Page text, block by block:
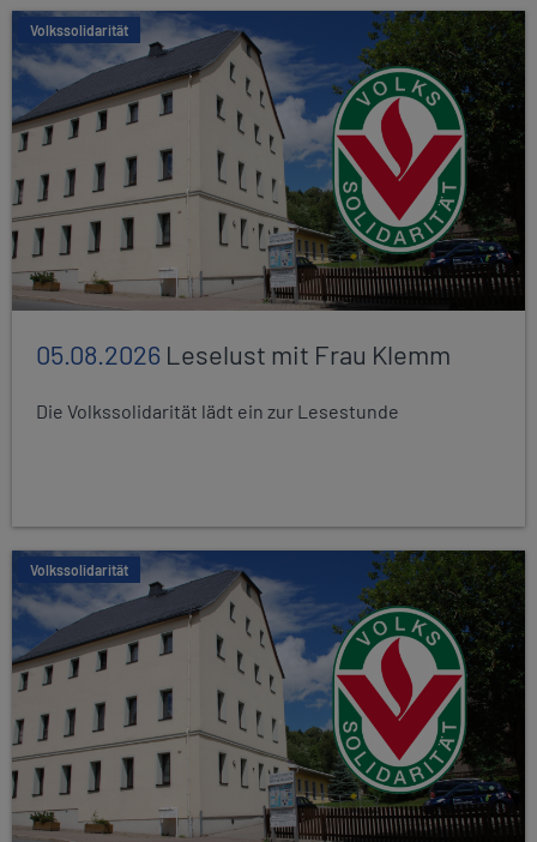
Volkssolidarität
05.08.2026 Leselust mit Frau Klemm
Die Volkssolidarität lädt ein zur Lesestunde
Volkssolidarität